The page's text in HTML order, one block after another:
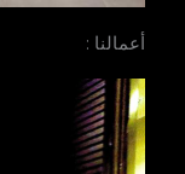
أعمالنا :